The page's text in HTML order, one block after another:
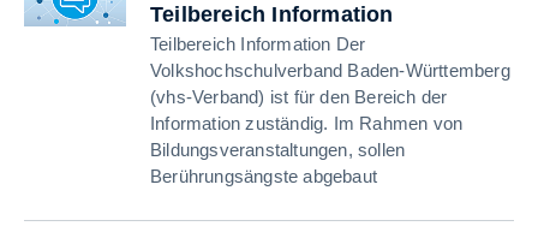
Teilbereich Information
Teilbereich Information Der
Volkshochschulverband Baden-Württemberg
(vhs-Verband) ist für den Bereich der
Information zuständig. Im Rahmen von
Bildungsveranstaltungen, sollen
Berührungsängste abgebaut